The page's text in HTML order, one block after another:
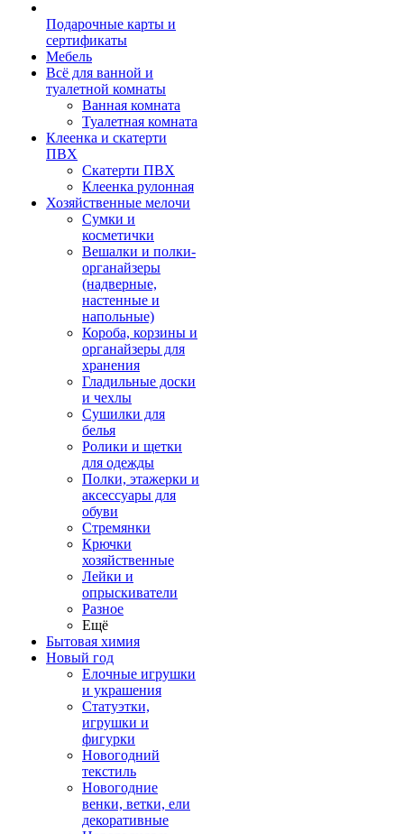
Подарочные карты и
сертификаты
Мебель
Всё для ванной и
туалетной комнаты
Ванная комната
Туалетная комната
Клеенка и скатерти
ПВХ
Скатерти ПВХ
Клеенка рулонная
Хозяйственные мелочи
Сумки и
косметички
Вешалки и полки-
органайзеры
(надверные,
настенные и
напольные)
Короба, корзины и
органайзеры для
хранения
Гладильные доски
и чехлы
Сушилки для
белья
Ролики и щетки
для одежды
Полки, этажерки и
аксессуары для
обуви
Стремянки
Крючки
хозяйственные
Лейки и
опрыскиватели
Разное
Ещё
Бытовая химия
Новый год
Елочные игрушки
и украшения
Статуэтки,
игрушки и
фигурки
Новогодний
текстиль
Новогодние
венки, ветки, ели
декоративные